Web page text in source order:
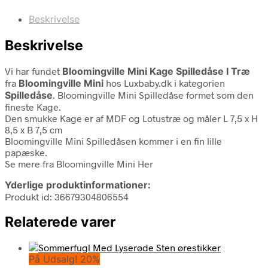
Beskrivelse
Beskrivelse
Vi har fundet Bloomingville Mini Kage Spilledåse I Træ
fra Bloomingville Mini hos Luxbaby.dk i kategorien
Spilledåse. Bloomingville Mini Spilledåse formet som den
fineste Kage.
Den smukke Kage er af MDF og Lotustræ og måler L 7,5 x H
8,5 x B 7,5 cm
Bloomingville Mini Spilledåsen kommer i en fin lille
papæske.
Se mere fra Bloomingville Mini Her
Yderlige produktinformationer:
Produkt id: 36679304806554
Relaterede varer
På Udsalg! 20%